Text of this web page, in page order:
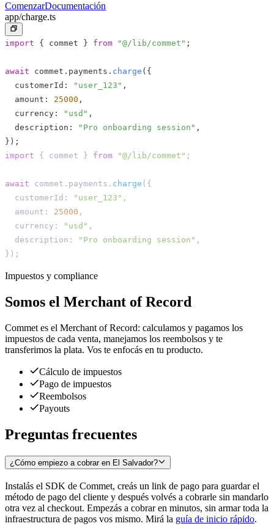
ComenzarDocumentación
app/charge.ts
import { commet } from "@/lib/commet" ;
await commet . payments . charge ( {
  customerId
: "user_123" ,
  amount
: 25000 ,
  currency
: "usd" ,
  description
: "Pro onboarding session" ,
} ) ;
import
{ commet } from "@/lib/commet" ;
await commet . payments . charge ( {
  customerId
: "user_123" ,
  amount
: 25000 ,
  currency
: "usd" ,
  description
: "Pro onboarding session" ,
} ) ;
Impuestos y compliance
Somos el Merchant of Record
Commet es el Merchant of Record: calculamos y pagamos los
impuestos de cada venta, manejamos los reembolsos y te
transferimos la plata. Vos te enfocás en tu producto.
Cálculo de impuestos
Pago de impuestos
Reembolsos
Payouts
Preguntas frecuentes
¿Cómo empiezo a cobrar en El Salvador?
Instalás el SDK de Commet, creás un link de pago para guardar el
método de pago del cliente y después volvés a cobrarle sin mandarlo
otra vez al checkout. Empezás a cobrar en minutos, sin armar toda la
infraestructura de pagos vos mismo. Mirá la guía de inicio rápido.